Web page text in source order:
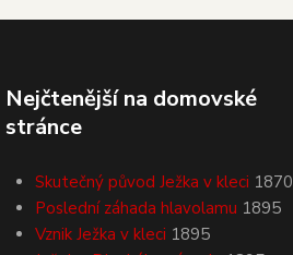
Nejčtenější na domovské
stránce
Skutečný původ Ježka v kleci 1870
Poslední záhada hlavolamu 1895
Vznik Ježka v kleci 1895